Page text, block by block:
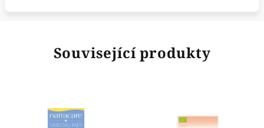
Související produkty